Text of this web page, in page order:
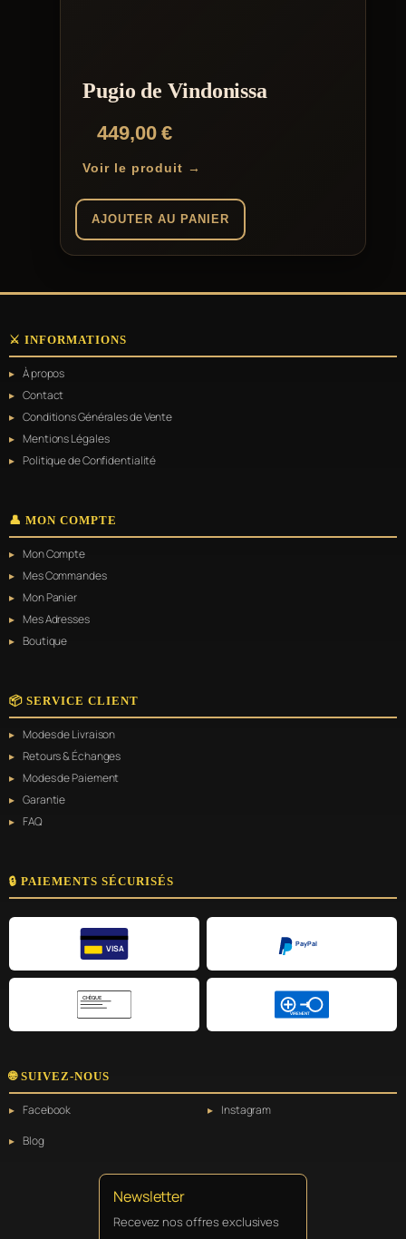
Pugio de Vindonissa
449,00€
Voir le produit →
AJOUTER AU PANIER
⚔️ INFORMATIONS
À propos
Contact
Conditions Générales de Vente
Mentions Légales
Politique de Confidentialité
👤 MON COMPTE
Mon Compte
Mes Commandes
Mon Panier
Mes Adresses
Boutique
📦 SERVICE CLIENT
Modes de Livraison
Retours & Échanges
Modes de Paiement
Garantie
FAQ
🔒 PAIEMENTS SÉCURISÉS
VISA
PayPal
CHÈQUE
VIREMENT
🌐 SUIVEZ-NOUS
Facebook
Instagram
Blog
Newsletter
Recevez nos offres exclusives